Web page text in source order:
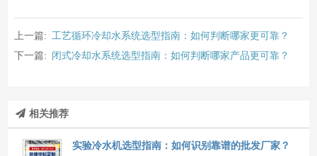
上一篇: 工艺循环冷却水系统选型指南：如何判断哪家更可靠？
下一篇: 闭式冷却水系统选型指南：如何判断哪家产品更可靠？
相关推荐
实验冷水机选型指南：如何识别靠谱的批发厂家？